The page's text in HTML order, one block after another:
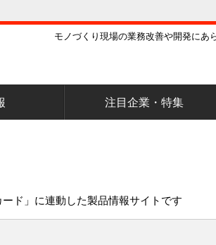
モノづくり現場の業務改善や開発にあ
注目企業・特集
ド」に連動した製品情報サイトです